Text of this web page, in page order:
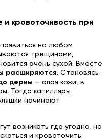
кровоточивость при
на любом
трещинами,
очень сухой. Вместе
расширяются. Становясь
дермы — слоя кожи, в
Тогда капилляры
начинают
возникать где угодно, но
и кровоточить.